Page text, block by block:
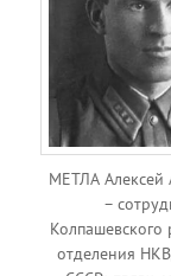
МЕТЛА Алексей
–
Колпашевского
отделения